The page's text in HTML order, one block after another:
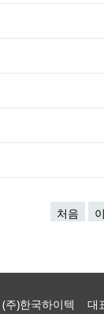
처음
(주)한국하이텍 대